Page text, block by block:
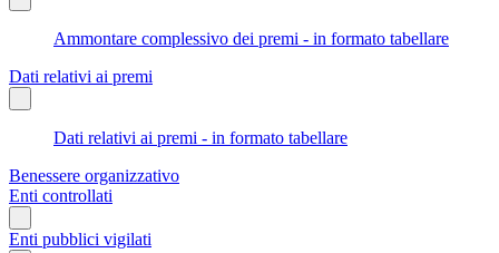
Ammontare complessivo dei premi - in formato tabellare
Dati relativi ai premi
Dati relativi ai premi - in formato tabellare
Benessere organizzativo
Enti controllati
Enti pubblici vigilati